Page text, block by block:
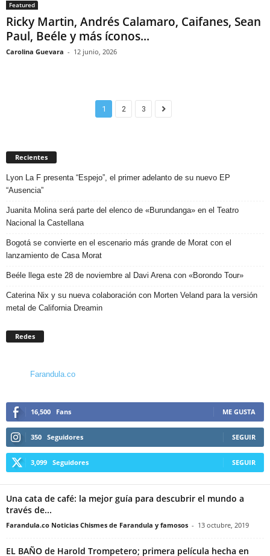
Featured
Ricky Martin, Andrés Calamaro, Caifanes, Sean
Paul, Beéle y más íconos...
Carolina Guevara - 12 junio, 2026
1 2 3
Recientes
Lyon La F presenta “Espejo”, el primer adelanto de su nuevo EP
“Ausencia”
Juanita Molina será parte del elenco de «Burundanga» en el Teatro
Nacional la Castellana
Bogotá se convierte en el escenario más grande de Morat con el
lanzamiento de Casa Morat
Beéle llega este 28 de noviembre al Davi Arena con «Borondo Tour»
Caterina Nix y su nueva colaboración con Morten Veland para la versión
metal de California Dreamin
Redes
Farandula.co
16,500 Fans ME GUSTA
350 Seguidores SEGUIR
3,099 Seguidores SEGUIR
Una cata de café: la mejor guía para descubrir el mundo a
través de...
Farandula.co Noticias Chismes de Farandula y famosos - 13 octubre, 2019
EL BAÑO de Harold Trompetero; primera película hecha en